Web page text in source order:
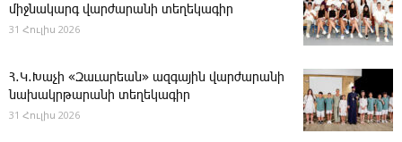
միջնակարգ վարժարանի տեղեկագիր
31 Հուլիս 2026
Հ․Կ․Խաչի «Զաւարեան» ազգային վարժարանի
նախակրթարանի տեղեկագիր
31 Հուլիս 2026